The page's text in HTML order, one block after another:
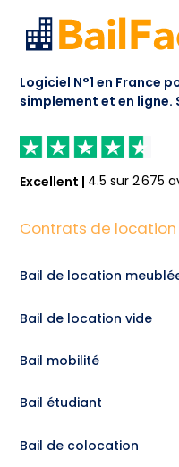
Logiciel N°1 en France
simplement et en ligne.
Excellent | 4.5 sur2 675
Contrats de location
Bail de location
Bail de location vide
Bail mobilité
Bail étudiant
Bail de colocation